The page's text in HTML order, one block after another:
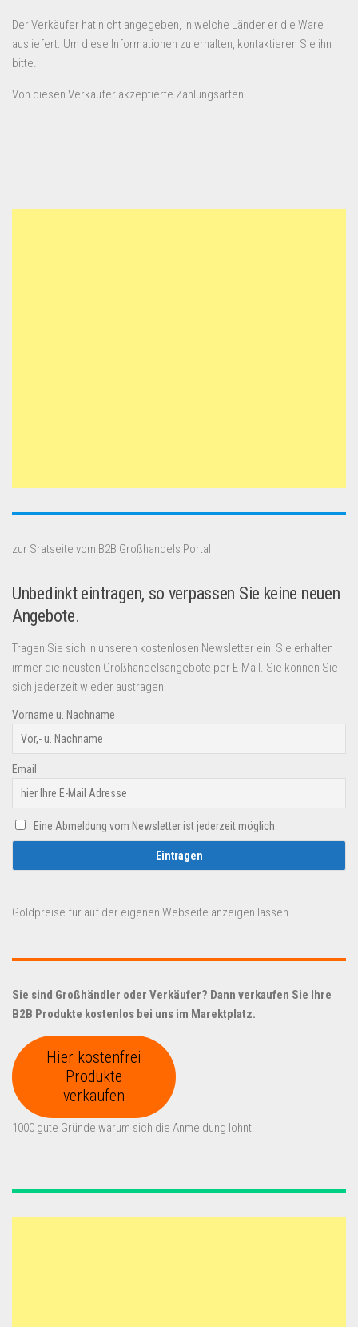
Der Verkäufer hat nicht angegeben, in welche Länder er die Ware
ausliefert. Um diese Informationen zu erhalten, kontaktieren Sie ihn
bitte.
Von diesen Verkäufer akzeptierte Zahlungsarten
zur Sratseite vom B2B Großhandels Portal
Unbedinkt eintragen, so verpassen Sie keine neuen
Angebote.
Tragen Sie sich in unseren kostenlosen Newsletter ein! Sie erhalten
immer die neusten Großhandelsangebote per E-Mail. Sie können Sie
sich jederzeit wieder austragen!
Vorname u. Nachname
Email
Eine Abmeldung vom Newsletter ist jederzeit möglich.
Goldpreise für auf der eigenen Webseite anzeigen lassen.
Sie sind Großhändler oder Verkäufer? Dann verkaufen Sie Ihre
B2B Produkte kostenlos bei uns im Marektplatz.
Hier kostenfrei
Produkte
verkaufen
1000 gute Gründe warum sich die Anmeldung lohnt.